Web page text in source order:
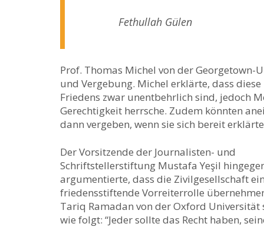
Fethullah Gülen
Prof. Thomas Michel von der
und Vergebung. Michel erklärte, dass
Friedens zwar unentbehrlich sind, jedoch
Gerechtigkeit herrsche. Zudem könnten
dann vergeben, wenn sie sich bereit
Der Vorsitzende der Journalisten- und
Schriftstellerstiftung Mustafa Yeşil
argumentierte, dass die Zivilgesellschaft
friedensstiftende Vorreiterrolle
Tariq Ramadan von der Oxford Universität
wie folgt: “Jeder sollte das Recht haben,